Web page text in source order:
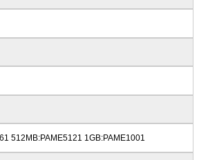
512MB:PAME5121 1GB:PAME1001